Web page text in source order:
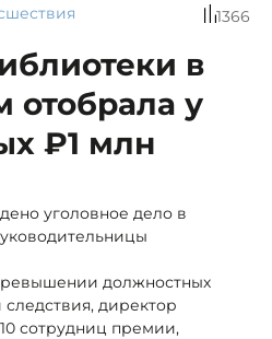
1366
в
отобрала у
₽1 млн
уголовное дело в
должностных
директор
сотрудниц премии,